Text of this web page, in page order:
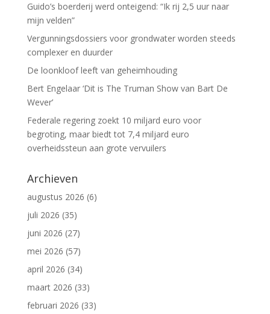
Guido’s boerderij werd onteigend: “Ik rij 2,5 uur naar
mijn velden”
Vergunningsdossiers voor grondwater worden steeds
complexer en duurder
De loonkloof leeft van geheimhouding
Bert Engelaar ‘Dit is The Truman Show van Bart De
Wever’
Federale regering zoekt 10 miljard euro voor
begroting, maar biedt tot 7,4 miljard euro
overheidssteun aan grote vervuilers
Archieven
augustus 2026 (6)
juli 2026 (35)
juni 2026 (27)
mei 2026 (57)
april 2026 (34)
maart 2026 (33)
februari 2026 (33)